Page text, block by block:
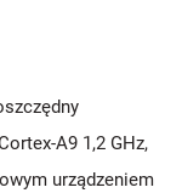
A9 1,2 GHz,
urządzeniem